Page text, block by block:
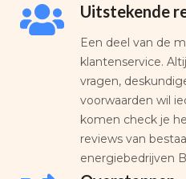
Uitstekende
Een deel van de
klantenservice.
vragen,
voorwaarden wil
komen check je
reviews van
energiebedrijven